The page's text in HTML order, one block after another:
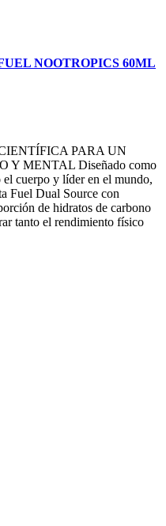
NOOTROPICS 60ML
PARA UN
Y MENTAL Diseñado como
el cuerpo y líder en el mundo,
Fuel Dual Source con
de hidratos de carbono
tanto el rendimiento físico